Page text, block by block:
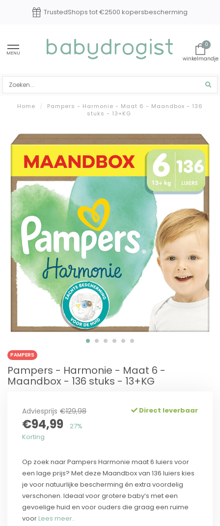
Experts in baby en kindverzorging
MENU
0
Home /
Pampers - Harmonie - Maat 6 - Maandbox - 136
stuks - 13+KG
PAMPERS
Pampers - Harmonie - Maat 6 -
Maandbox - 136 stuks - 13+KG
Adviesprijs €129,98
€94,99
27%
Korting
Direct leverbaar
Op zoek naar Pampers Harmonie maat 6 luiers voor
een lage prijs? Met deze Maandbox van 136 luiers kies
je voor natuurlijke bescherming én extra voordelig
verschonen. Ideaal voor grotere baby’s met een
gevoelige huid en voor ouders die graag een ruime
voor Lees meer..